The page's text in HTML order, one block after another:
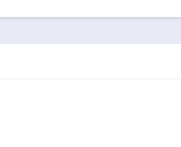
第14話